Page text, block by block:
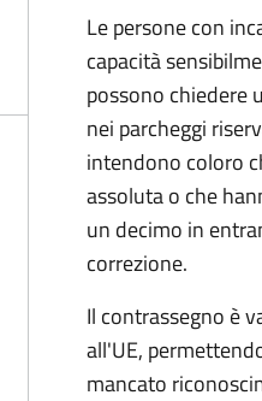
Le persone con
capacità
possono chiedere
nei parcheggi
intendono coloro
assoluta o che
un decimo in
correzione.
Il contrassegno è
all'UE,
mancato